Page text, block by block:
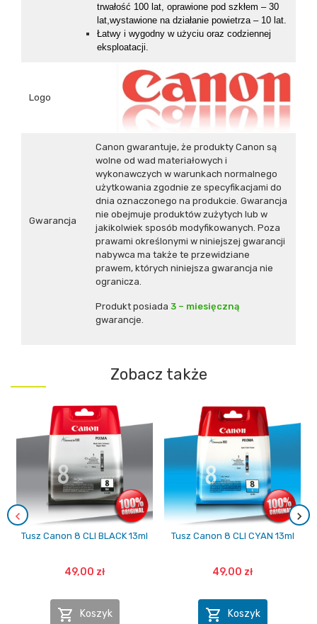
trwałość 100 lat, oprawione pod szkłem – 30
lat,wystawione na działanie powietrza – 10 lat
Łatwy i wygodny w użyciu oraz codziennej
eksploatacji.
Logo
Gwarancja
Canon gwarantuje, że produkty Canon są
wolne od wad materiałowych i
wykonawczych w warunkach normalnego
użytkowania zgodnie ze specyfikacjami do
dnia oznaczonego na produkcie. Gwarancja
nie obejmuje produktów zużytych lub w
jakikolwiek sposób modyfikowanych. Poza
prawami określonymi w niniejszej gwarancji
nabywca ma także te przewidziane
prawem, których niniejsza gwarancja nie
ogranicza.
Produkt posiada 3 – miesięczną
gwarancje.
Zobacz także
Tusz Canon 8 CLI BLACK 13ml
49,00 zł
 Koszyk
Tusz Canon 8 CLI CYAN 13ml
49,00 zł
 Koszyk